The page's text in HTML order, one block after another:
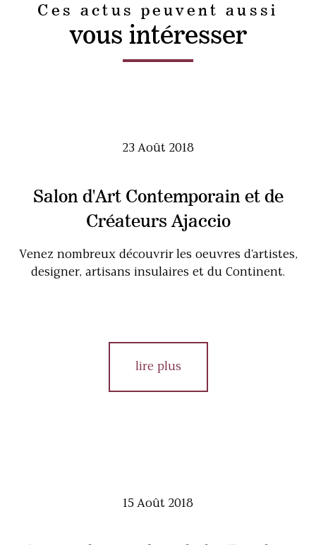
Ces actus peuvent aussi
vous intéresser
23 Août 2018
Salon d'Art Contemporain et de
Créateurs Ajaccio
Venez nombreux découvrir les oeuvres d'artistes,
designer, artisans insulaires et du Continent.
lire plus
15 Août 2018